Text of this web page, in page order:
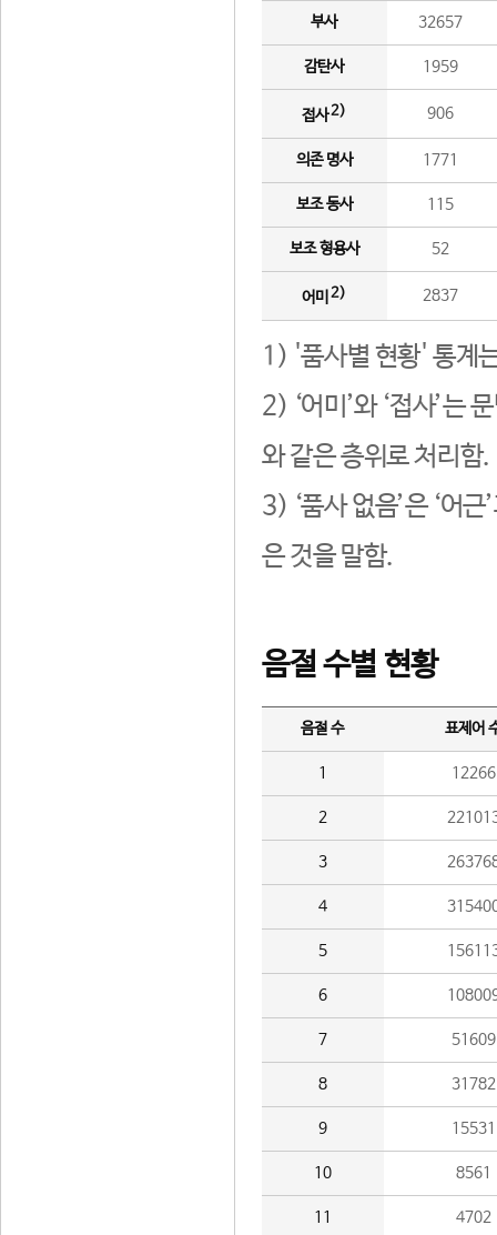
부사 32657
감탄사 1959
접사2) 906
의존 명사 1771
보조 동사 115
보조 형용사 52
어미 2) 2837
1) '품사별 현황' 통계
2) ‘어미’와 ‘접사’는
와 같은 층위로 처리함.
3) ‘품사 없음’은 ‘어
은 것을 말함.
음절 수별 현황
음절 수 표제어
1 12266
2
3
4
5
6
7 51609
8 31782
9 15531
10 8561
11 4702